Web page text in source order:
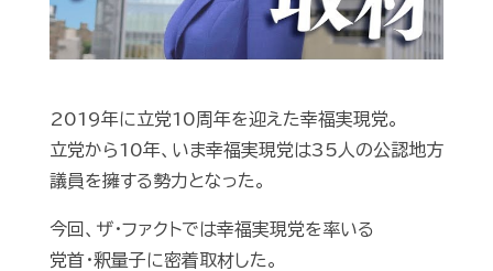
2019年に立党10周年を迎えた幸福実現党。
立党から10年、いま幸福実現党は35人の公認地方
議員を擁する勢力となった。
今回、ザ・ファクトでは幸福実現党を率いる
党首・釈量子に密着取材した。